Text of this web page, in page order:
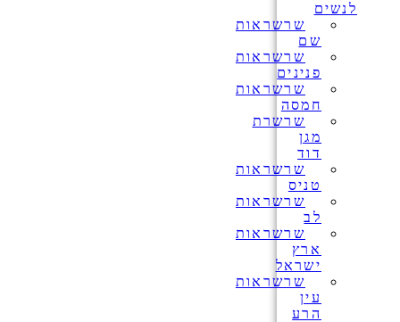
לנשים
שרשראות
שם
שרשראות
פנינים
שרשראות
חמסה
שרשרת
מגן
דוד
שרשראות
טניס
שרשראות
לב
שרשראות
ארץ
ישראל
שרשראות
עין
הרע